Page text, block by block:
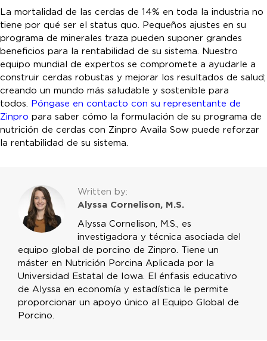
La mortalidad de las cerdas de 14% en toda la industria no
tiene por qué ser el status quo. Pequeños ajustes en su
programa de minerales traza pueden suponer grandes
beneficios para la rentabilidad de su sistema. Nuestro
equipo mundial de expertos se compromete a ayudarle a
construir cerdas robustas y mejorar los resultados de salud;
creando un mundo más saludable y sostenible para
todos. Póngase en contacto con su representante de
Zinpro para saber cómo la formulación de su programa de
nutrición de cerdas con Zinpro Availa Sow puede reforzar
la rentabilidad de su sistema.
Written by:
Alyssa Cornelison, M.S.
Alyssa Cornelison, M.S., es
investigadora y técnica asociada del
equipo global de porcino de Zinpro. Tiene un
máster en Nutrición Porcina Aplicada por la
Universidad Estatal de Iowa. El énfasis educativo
de Alyssa en economía y estadística le permite
proporcionar un apoyo único al Equipo Global de
Porcino.